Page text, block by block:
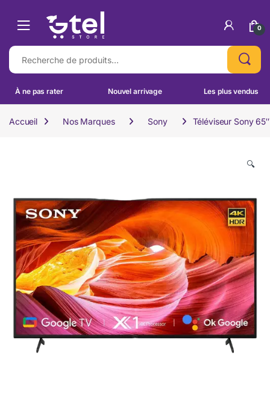
0
Recherche pour :
À ne pas rater Nouvel arrivage Les plus vendus
Accueil Nos Marques Sony Téléviseur Sony
🔍